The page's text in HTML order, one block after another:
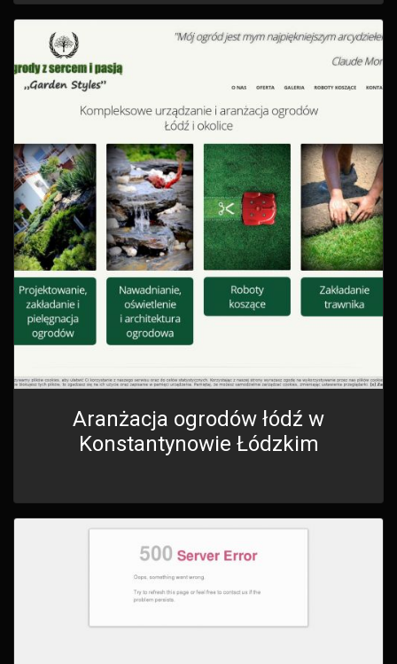
Aranżacja ogrodów łódź w
Konstantynowie Łódzkim